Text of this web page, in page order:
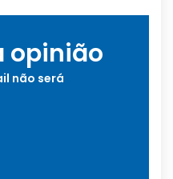
opinião
não será